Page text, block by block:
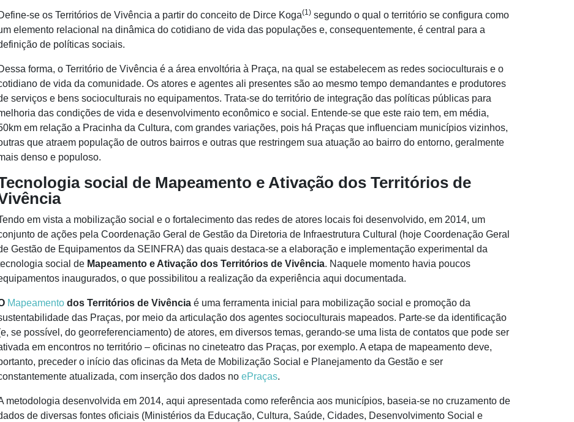
se os Territórios de Vivência a partir do conceito de Dirce Koga(1)segundo o qual o território se configura como
elemento relacional na dinâmica do cotidiano de vida das populações e, consequentemente, é central para a
de políticas sociais.
forma, o Território de Vivência é a área envoltória à Praça, na qual se estabelecem as redes socioculturais e o
de vida da comunidade. Os atores e agentes ali presentes são ao mesmo tempo demandantes e produtores
serviços e bens socioculturais no equipamentos. Trata-se do território de integração das políticas públicas para
das condições de vida e desenvolvimento econômico e social. Entende-se que este raio tem, em média,
em relação a Pracinha da Cultura, com grandes variações, pois há Praças que influenciam municípios vizinhos,
que atraem população de outros bairros e outras que restringem sua atuação ao bairro do entorno, geralmente
denso e populoso.
social de Mapeamento e Ativação dos Territórios de
em vista a mobilização social e o fortalecimento das redes de atores locais foi desenvolvido, em 2014, um
de ações pela Coordenação Geral de Gestão da Diretoria de Infraestrutura Cultural (hoje Coordenação Geral
Gestão de Equipamentos da SEINFRA) das quais destaca-se a elaboração e implementação experimental da
social de Mapeamento e Ativação dos Territórios de Vivência. Naquele momento havia poucos
inaugurados, o que possibilitou a realização da experiência aqui documentada.
Mapeamentodos Territórios de Vivênciaé uma ferramenta inicial para mobilização social e promoção da
das Praças, por meio da articulação dos agentes socioculturais mapeados. Parte-se da identificação
se possível, do georreferenciamento) de atores, em diversos temas, gerando-se uma lista de contatos que pode ser
em encontros no território – oficinas no cineteatro das Praças, por exemplo. A etapa de mapeamento deve,
preceder o início das oficinas da Meta de Mobilização Social e Planejamento da Gestão e ser
atualizada, com inserção dos dados no ePraças.
metodologia desenvolvida em 2014, aqui apresentada como referência aos municípios, baseia-se no cruzamento de
de diversas fontes oficiais (Ministérios da Educação, Cultura, Saúde, Cidades, Desenvolvimento Social e